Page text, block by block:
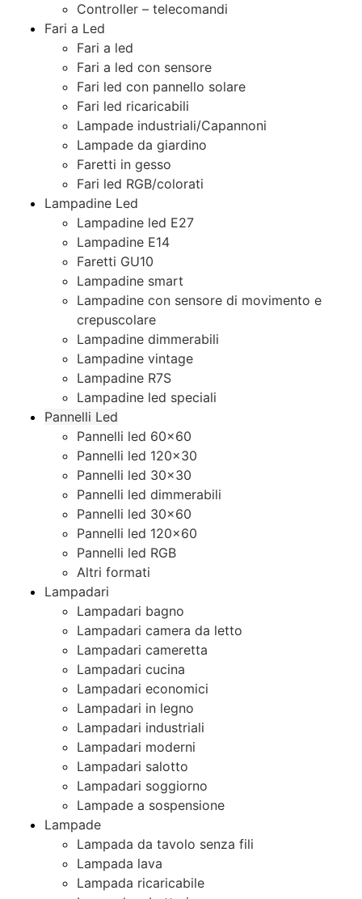
Controller – telecomandi
Fari a Led
Fari a led
Fari a led con sensore
Fari led con pannello solare
Fari led ricaricabili
Lampade industriali/Capannoni
Lampade da giardino
Faretti in gesso
Fari led RGB/colorati
Lampadine Led
Lampadine led E27
Lampadine E14
Faretti GU10
Lampadine smart
Lampadine con sensore di movimento e
crepuscolare
Lampadine dimmerabili
Lampadine vintage
Lampadine R7S
Lampadine led speciali
Pannelli Led
Pannelli led 60×60
Pannelli led 120×30
Pannelli led 30×30
Pannelli led dimmerabili
Pannelli led 30×60
Pannelli led 120×60
Pannelli led RGB
Altri formati
Lampadari
Lampadari bagno
Lampadari camera da letto
Lampadari cameretta
Lampadari cucina
Lampadari economici
Lampadari in legno
Lampadari industriali
Lampadari moderni
Lampadari salotto
Lampadari soggiorno
Lampade a sospensione
Lampade
Lampada da tavolo senza fili
Lampada lava
Lampada ricaricabile